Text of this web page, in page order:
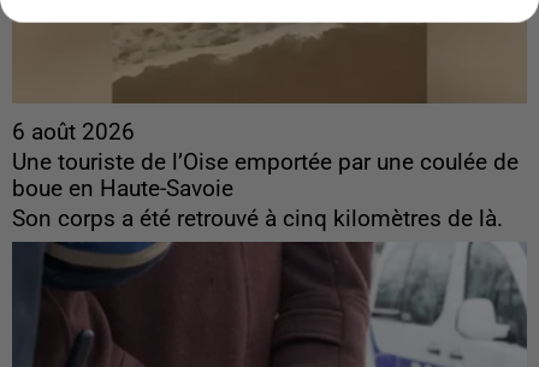
6 août 2026
Une touriste de l’Oise emportée par une coulée de
boue en Haute-Savoie
Son corps a été retrouvé à cinq kilomètres de là.